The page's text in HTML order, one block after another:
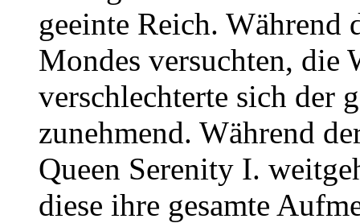
geeinte Reich. Während
Mondes versuchten, die
verschlechterte sich der
zunehmend. Während
Queen Serenity I.
diese ihre gesamte